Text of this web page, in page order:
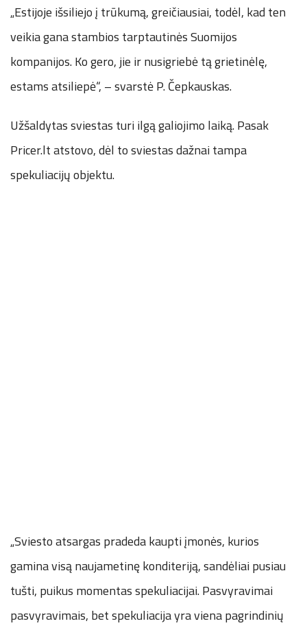
„Estijoje išsiliejo į trūkumą, greičiausiai, todėl, kad ten
veikia gana stambios tarptautinės Suomijos
kompanijos. Ko gero, jie ir nusigriebė tą grietinėlę,
estams atsiliepė“, – svarstė P. Čepkauskas.
Užšaldytas sviestas turi ilgą galiojimo laiką. Pasak
Pricer.lt atstovo, dėl to sviestas dažnai tampa
spekuliacijų objektu.
„Sviesto atsargas pradeda kaupti įmonės, kurios
gamina visą naujametinę konditeriją, sandėliai pusiau
tušti, puikus momentas spekuliacijai. Pasvyravimai
pasvyravimais, bet spekuliacija yra viena pagrindinių